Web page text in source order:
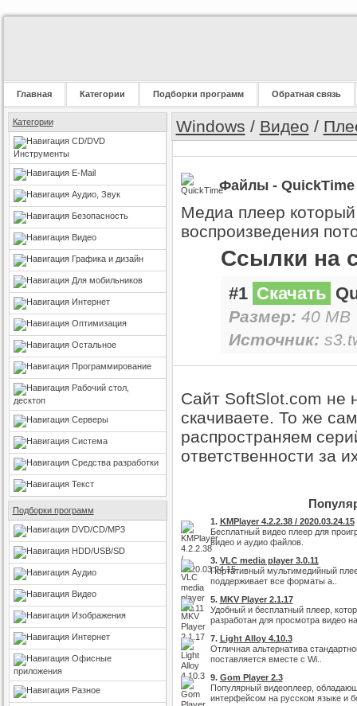
Главная Категории Подборки программ Обратная связь
Категории
CD/DVD
Инструменты
E-Mail
Аудио, Звук
Безопасность
Видео
Графика и дизайн
Для мобильников
Интернет
Оптимизация
Остальное
Программирование
Рабочий стол,
десктоп
Серверы
Система
Средства разработки
Текст
Подборки программ
DVD/CD/MP3
HDD/USB/SD
Аудио
Видео
Изображения
Интернет
Офисные
приложения
Разное
Windows / Видео /
Файлы - QuickTime
Медиа плеер который
воспроизведения
Ссылки на
#1 Скачать
Размер: 40
Источник:
Сайт SoftSlot.com не
скачиваете. То же
распространяем
ответственности за
1. KMPlayer 4.2.2.38 / 2020.03.24.15
Бесплатный видео плеер для
видео и аудио файлов.
3. VLC media player 3.0.11
Портативный мультимедийный
поддерживает все форматы а..
5. MKV Player 2.1.17
Удобный и бесплатный плеер,
разработан для просмотра видео
7. Light Alloy 4.10.3
Отличная альтернатива
поставляется вместе с Wi..
9. Gom Player 2.3
Популярный видеоплеер,
интерфейсом на русском языке и